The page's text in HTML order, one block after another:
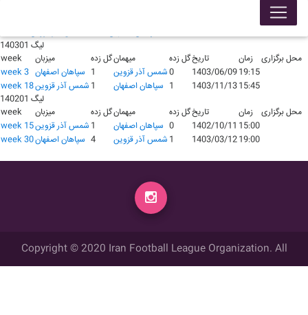
محل برگزاری
لیگ 140301
week
میزبان گل زدهمیهمان گل زدهتاریخ زمان
محل برگزاری
week 3 سپاهان اصفهان 1 شمس آذر قزوین0 1403/06/0919:15
week 18شمس آذر قزوین 1 سپاهان اصفهان 1 1403/11/1315:45
لیگ 140201
week
میزبان گل زدهمیهمان گل زدهتاریخ زمان
محل برگزاری
week 15شمس آذر قزوین 1 سپاهان اصفهان 0 1402/10/11 15:00
week 30سپاهان اصفهان 4 شمس آذر قزوین 1 1403/03/1219:00
Copyright © 2020 Iran Football League Organization. All